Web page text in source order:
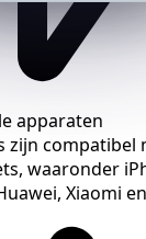
apparaten
zijn compatibel
waaronder
Xiaomi